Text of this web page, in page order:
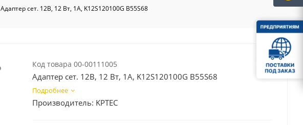
Адаптер сет. 12В, 12 Вт, 1А, K12S120100G B55S68
Код товара 00-00111005
Адаптер сет. 12В, 12 Вт, 1А, K12S120100G B55S68
Подробнее
Производитель: KPTEC